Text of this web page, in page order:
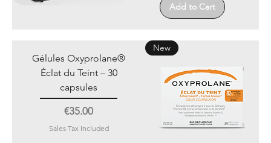
Add to Cart
New
Gélules Oxyprolane®
Éclat du Teint – 30
capsules
Price
€35.00
Sales Tax Included